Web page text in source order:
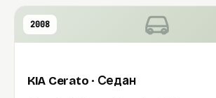
2008
KIA Cerato · Седан